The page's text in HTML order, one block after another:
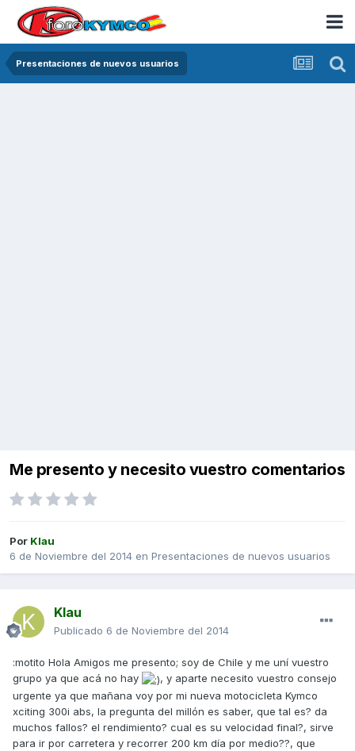
Presentaciones de nuevos usuarios
Me presento y necesito vuestro comentarios
Por Klau
6 de Noviembre del 2014 en Presentaciones de nuevos usuarios
Klau
Publicado 6 de Noviembre del 2014
:motito Hola Amigos me presento; soy de Chile y me uní vuestro
grupo ya que acá no hay
, y aparte necesito vuestro consejo
urgente ya que mañana voy por mi nueva motocicleta Kymco
xciting 300i abs, la pregunta del millón es saber, que tal es? da
muchos fallos? el rendimiento? cual es su velocidad final?, sirve
para ir por carretera y recorrer 200 km día por medio??, que